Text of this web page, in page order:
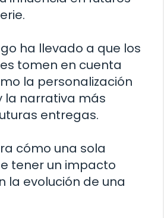
ha llevado a que los
tomen en cuenta
la personalización
la narrativa más
entregas.
cómo una sola
tener un impacto
la evolución de una